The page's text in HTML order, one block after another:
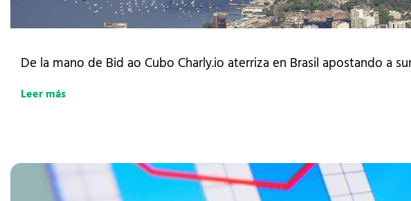
De la mano de Bid ao Cubo Charly.io aterriza en Brasil apostando a
Leer más